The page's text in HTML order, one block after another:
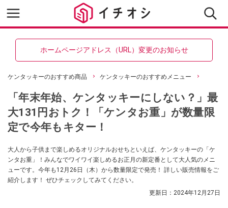
ホームページアドレス（URL）変更のお知らせ
ケンタッキーのおすすめ商品 ケンタッキーのおすすめメニュー
「年末年始、ケンタッキーにしない？」最
大131円おトク！「ケンタお重」が数量限
定で今年もキター！
大人から子供まで楽しめるオリジナルおせちといえば、ケンタッキーの「ケ
ンタお重」！みんなでワイワイ楽しめるお正月の新定番として大人気のメニ
ューです。今年も12月26日（木）から数量限定で発売！ 詳しい販売情報をご
紹介します！ ぜひチェックしてみてください。
更新日： 2024年12月27日